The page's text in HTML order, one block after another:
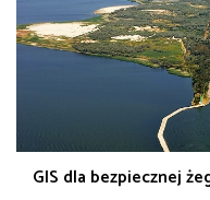
GIS dla bezpiecznej